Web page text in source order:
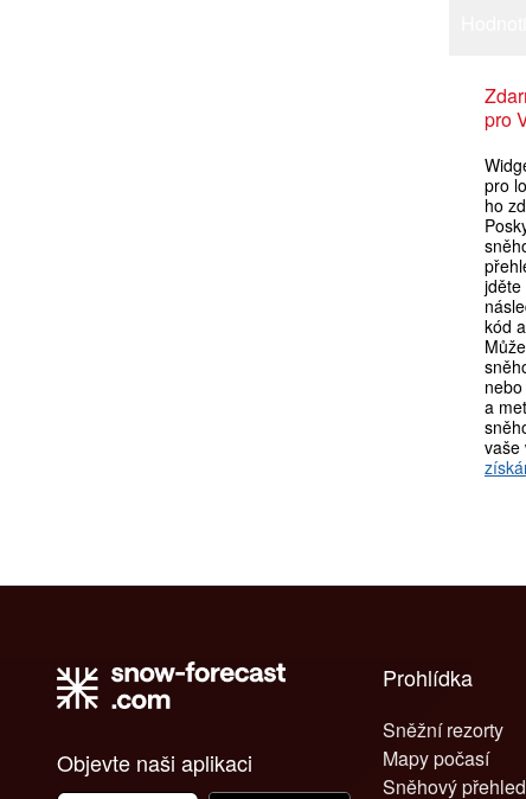
pro
pro
ho
jděte
kód
a
vaše
Objevte naši aplikaci
Prohlídka
Sněžní rezorty
Mapy počasí
Sněhový přehled